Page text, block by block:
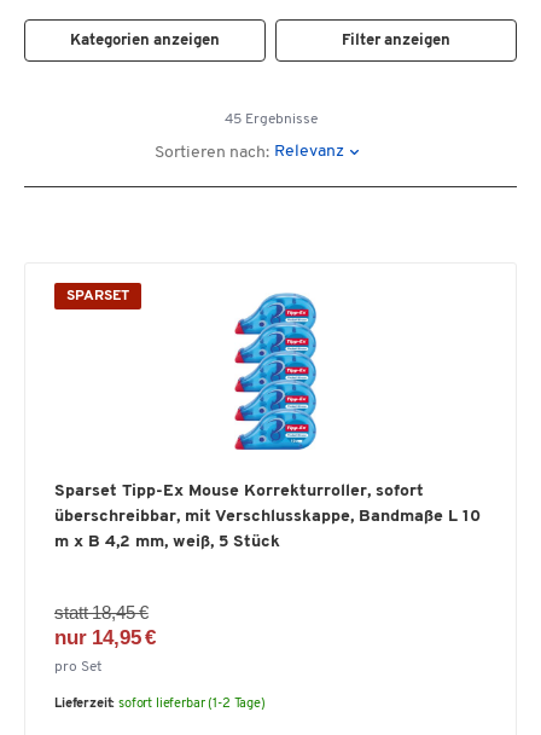
Kategorien anzeigen Filter anzeigen
45 Ergebnisse
Sortieren nach: Relevanz
SPARSET
Sparset Tipp-Ex Mouse Korrekturroller, sofort
überschreibbar, mit Verschlusskappe, Bandmaße L 10
m x B 4,2 mm, weiß, 5 Stück
statt 18,45 €
nur 14,95 €
pro Set
Lieferzeit: sofort lieferbar (1-2 Tage)